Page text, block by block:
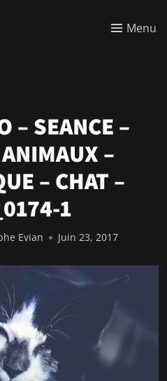
Menu
– SEANCE –
–
– CHAT –
1
Evian Juin 23, 2017